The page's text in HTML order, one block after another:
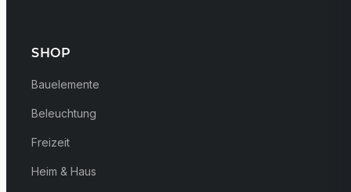
SHOP
Bauelemente
Beleuchtung
Freizeit
Heim & Haus